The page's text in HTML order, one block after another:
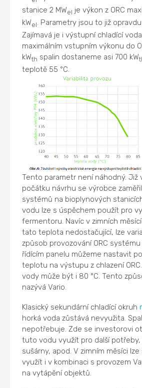
stanice 2 MWel je výkon z ORC
kWel. Parametry jsou to již
Zajímavá je i výstupní chladící
maximálním vstupním výkonu do
kWth spalin dostaneme asi 700 kW
teplotě 55 °C.
Tento parametr není náhodný. Již
počátku návrhu se výrobce
systémů na bioplynových
vodu lze s úspěchem použít pro
fermentoru. Navíc v zimních
tato teplota nedostačující, lze
způsob provozování ORC
řídícím panelu můžeme nastavit
teplotu na výstupu z chlazení
vody může být i 80 °C. Tento
nazývá Vario.
Klasický sekundární chladící okruh
horká voda zůstává nevyužita.
nepotřebuje. Zde se investorovi
tuto vodu využít pro další potřeby,
sušárny, apod. V zimním měsíci
využít i v kombinaci s provozem
na vytápění objektů.